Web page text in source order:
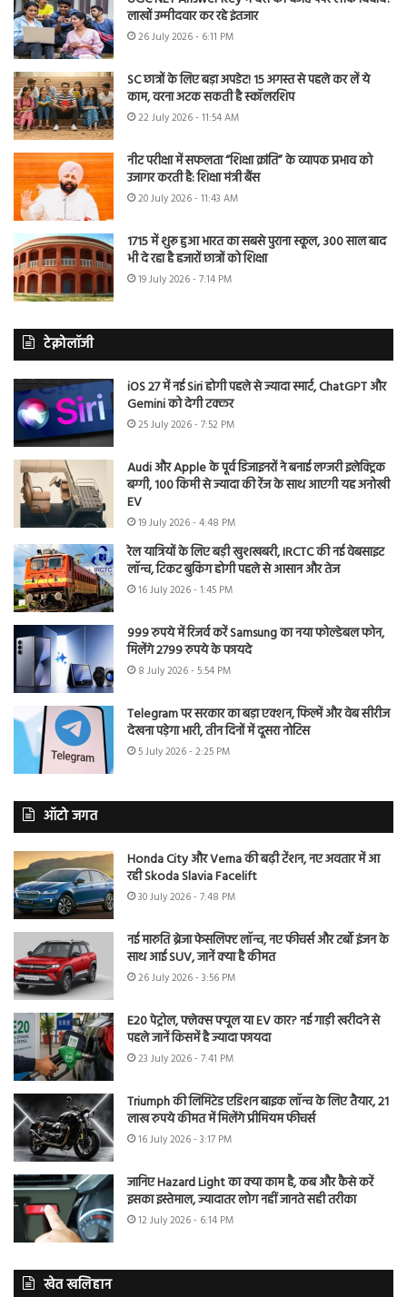
लाखों उम्मीदवार कर रहे इंतजार
26 July 2026 - 6:11 PM
SC छात्रों के लिए बड़ा अपडेट! 15 अगस्त से पहले कर लें ये
काम, वरना अटक सकती है स्कॉलरशिप
22 July 2026 - 11:54 AM
नीट परीक्षा में सफलता “शिक्षा क्रांति” के व्यापक प्रभाव को
उजागर करती है: शिक्षा मंत्री बैंस
20 July 2026 - 11:43 AM
1715 में शुरू हुआ भारत का सबसे पुराना स्कूल, 300 साल बाद
भी दे रहा है हजारों छात्रों को शिक्षा
19 July 2026 - 7:14 PM
टेक्नोलॉजी
iOS 27 में नई Siri होगी पहले से ज्यादा स्मार्ट, ChatGPT और
Gemini को देगी टक्कर
25 July 2026 - 7:52 PM
Audi और Apple के पूर्व डिजाइनरों ने बनाई लग्जरी इलेक्ट्रिक
बग्गी, 100 किमी से ज्यादा की रेंज के साथ आएगी यह अनोखी
EV
19 July 2026 - 4:48 PM
रेल यात्रियों के लिए बड़ी खुशखबरी, IRCTC की नई वेबसाइट
लॉन्च, टिकट बुकिंग होगी पहले से आसान और तेज
16 July 2026 - 1:45 PM
999 रुपये में रिजर्व करें Samsung का नया फोल्डेबल फोन,
मिलेंगे 2799 रुपये के फायदे
8 July 2026 - 5:54 PM
Telegram पर सरकार का बड़ा एक्शन, फिल्में और वेब सीरीज
देखना पड़ेगा भारी, तीन दिनों में दूसरा नोटिस
5 July 2026 - 2:25 PM
ऑटो जगत
Honda City और Verna की बढ़ी टेंशन, नए अवतार में आ
रही Skoda Slavia Facelift
30 July 2026 - 7:48 PM
नई मारुति ब्रेजा फेसलिफ्ट लॉन्च, नए फीचर्स और टर्बो इंजन के
साथ आई SUV, जानें क्या है कीमत
26 July 2026 - 3:56 PM
E20 पेट्रोल, फ्लेक्स फ्यूल या EV कार? नई गाड़ी खरीदने से
पहले जानें किसमें है ज्यादा फायदा
23 July 2026 - 7:41 PM
Triumph की लिमिटेड एडिशन बाइक लॉन्च के लिए तैयार, 21
लाख रुपये कीमत में मिलेंगे प्रीमियम फीचर्स
16 July 2026 - 3:17 PM
जानिए Hazard Light का क्या काम है, कब और कैसे करें
इसका इस्तेमाल, ज्यादातर लोग नहीं जानते सही तरीका
12 July 2026 - 6:14 PM
खेत खलिहान